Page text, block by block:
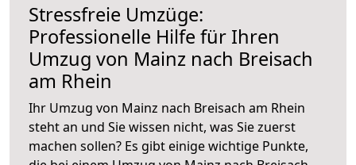
Stressfreie Umzüge:
Professionelle Hilfe für Ihren
Umzug von Mainz nach Breisach
am Rhein
Ihr Umzug von Mainz nach Breisach am Rhein
steht an und Sie wissen nicht, was Sie zuerst
machen sollen? Es gibt einige wichtige Punkte,